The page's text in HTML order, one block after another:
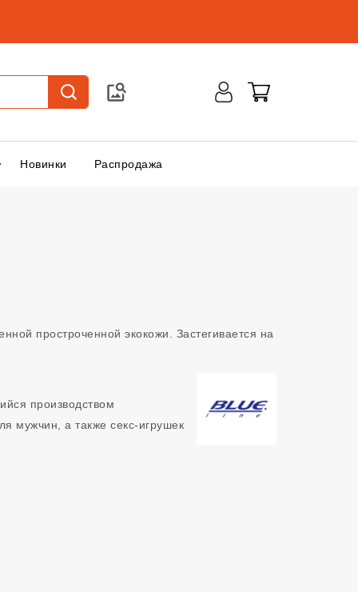
Новинки Распродажа
простроченной экокожи. Застегивается на
производством
мужчин, а также секс-игрушек